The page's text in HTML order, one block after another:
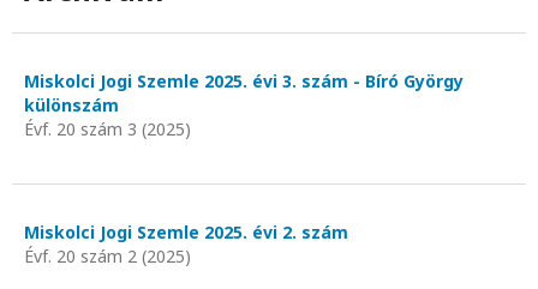
Miskolci Jogi Szemle 2025. évi 3. szám - Bíró György
különszám
Évf. 20 szám 3 (2025)
Miskolci Jogi Szemle 2025. évi 2. szám
Évf. 20 szám 2 (2025)